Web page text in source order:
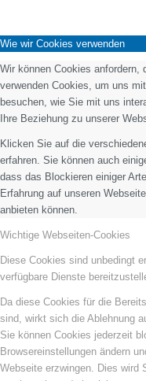
Wie wir Cookies verwenden
Wir können Cookies anfordern,
verwenden Cookies, um uns
besuchen, wie Sie mit uns
Ihre Beziehung zu unserer
Klicken Sie auf die
erfahren. Sie können auch
dass das Blockieren einiger
Erfahrung auf unseren
anbieten können.
Wichtige Webseiten-Cookies
Diese Cookies sind unbedingt
verfügbare Dienste
Da diese Cookies für die
sind, wirkt sich die Ablehnung
Sie können Cookies jederzeit
Browsereinstellungen ändern
Webseite erzwingen. Dies wird